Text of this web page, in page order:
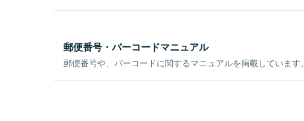
郵便番号・バーコードマニュアル
郵便番号や、バーコードに関するマニュアルを掲載しています。